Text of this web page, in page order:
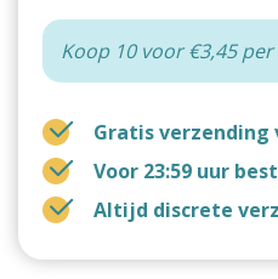
Koop 10 voor €3,45
Gratis verzending
Voor 23:59 uur
Altijd discrete